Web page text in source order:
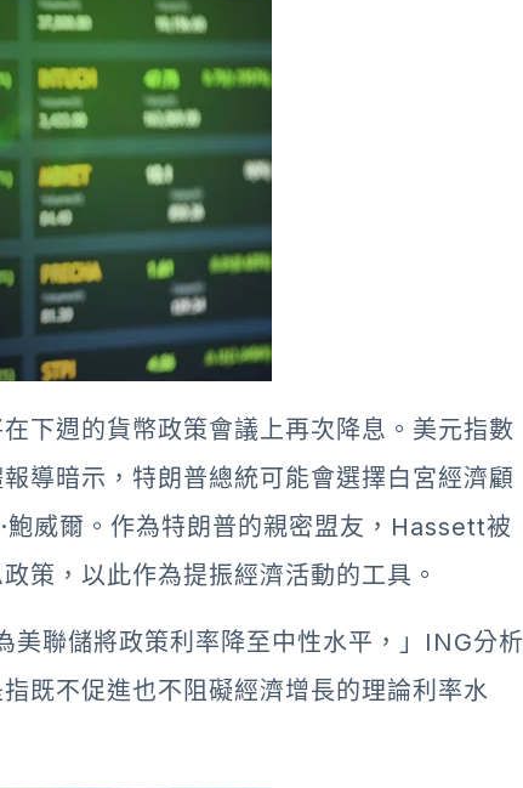
下週的貨幣政策會議上再次降息。美元指數
導暗示，特朗普總統可能會選擇白宮經濟顧
威爾。作為特朗普的親密盟友，Hassett被
策，以此作為提振經濟活動的工具。
聯儲將政策利率降至中性水平，」ING分析
既不促進也不阻礙經濟增長的理論利率水